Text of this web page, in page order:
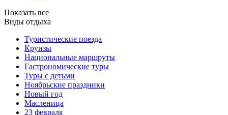
Показать все
Виды отдыха
Туристические поезда
Круизы
Национальные маршруты
Гастрономические туры
Туры с детьми
Ноябрьские праздники
Новый год
Масленица
23 февраля